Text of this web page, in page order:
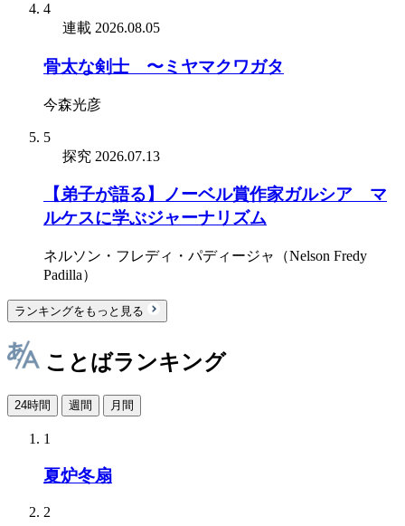
4
連載 2026.08.05
骨太な剣士 〜ミヤマクワガタ
今森光彦
5
探究 2026.07.13
【弟子が語る】ノーベル賞作家ガルシア゠マ
ルケスに学ぶジャーナリズム
ネルソン・フレディ・パディージャ（Nelson Fredy
Padilla）
ランキングをもっと見る
ことばランキング
24時間 週間 月間
1
夏炉冬扇
2